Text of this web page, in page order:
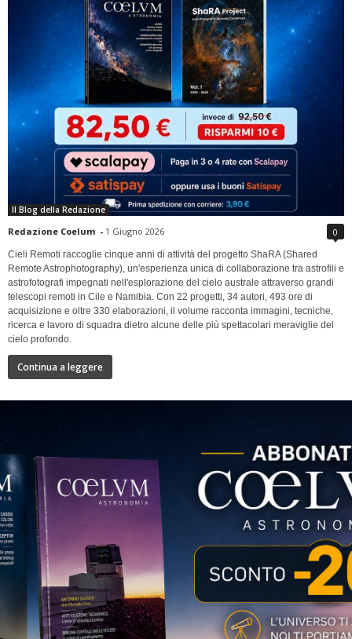
Il Blog della Redazione
Redazione Coelum - 1 Giugno 2026 0
Cieli Remoti raccoglie cinque anni di attività del progetto ShaRA (Shared
Remote Astrophotography), un'esperienza unica di collaborazione tra astrofili e
astrofotografi impegnati nell'esplorazione del cielo australe attraverso grandi
telescopi remoti in Cile e Namibia. Con 22 progetti, 34 autori, 493 ore di
acquisizione e oltre 330 elaborazioni, il volume racconta immagini, tecniche,
ricerca e lavoro di squadra dietro alcune delle più spettacolari meraviglie del
cielo profondo.
Continua a leggere